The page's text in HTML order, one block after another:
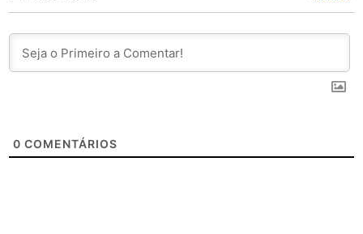
0 COMENTÁRIOS